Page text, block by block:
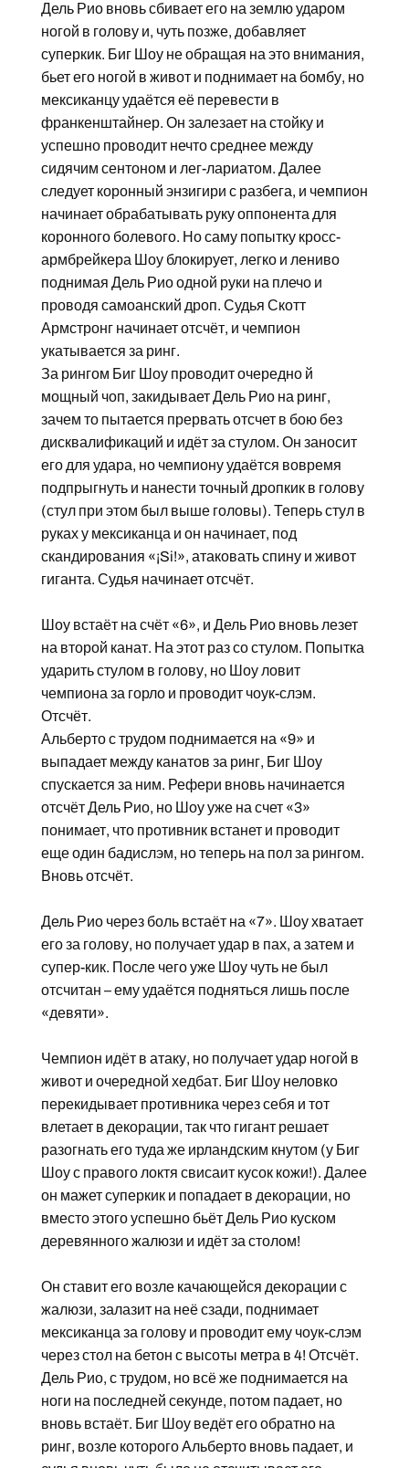
Дель Рио вновь сбивает его на землю ударом
ногой в голову и, чуть позже, добавляет
суперкик. Биг Шоу не обращая на это внимания,
бьет его ногой в живот и поднимает на бомбу, но
мексиканцу удаётся её перевести в
франкенштайнер. Он залезает на стойку и
успешно проводит нечто среднее между
сидячим сентоном и лег-лариатом. Далее
следует коронный энзигири с разбега, и чемпион
начинает обрабатывать руку оппонента для
коронного болевого. Но саму попытку кросс-
армбрейкера Шоу блокирует, легко и лениво
поднимая Дель Рио одной руки на плечо и
проводя самоанский дроп. Судья Скотт
Армстронг начинает отсчёт, и чемпион
укатывается за ринг.
За рингом Биг Шоу проводит очередно й
мощный чоп, закидывает Дель Рио на ринг,
зачем то пытается прервать отсчет в бою без
дисквалификаций и идёт за стулом. Он заносит
его для удара, но чемпиону удаётся вовремя
подпрыгнуть и нанести точный дропкик в голову
(стул при этом был выше головы). Теперь стул в
руках у мексиканца и он начинает, под
скандирования «¡Si!», атаковать спину и живот
гиганта. Судья начинает отсчёт.
Шоу встаёт на счёт «6», и Дель Рио вновь лезет
на второй канат. На этот раз со стулом. Попытка
ударить стулом в голову, но Шоу ловит
чемпиона за горло и проводит чоук-слэм.
Отсчёт.
Альберто с трудом поднимается на «9» и
выпадает между канатов за ринг, Биг Шоу
спускается за ним. Рефери вновь начинается
отсчёт Дель Рио, но Шоу уже на счет «3»
понимает, что противник встанет и проводит
еще один бадислэм, но теперь на пол за рингом.
Вновь отсчёт.
Дель Рио через боль встаёт на «7». Шоу хватает
его за голову, но получает удар в пах, а затем и
супер-кик. После чего уже Шоу чуть не был
отсчитан – ему удаётся подняться лишь после
«девяти».
Чемпион идёт в атаку, но получает удар ногой в
живот и очередной хедбат. Биг Шоу неловко
перекидывает противника через себя и тот
влетает в декорации, так что гигант решает
разогнать его туда же ирландским кнутом (у Биг
Шоу с правого локтя свисаит кусок кожи!). Далее
он мажет суперкик и попадает в декорации, но
вместо этого успешно бьёт Дель Рио куском
деревянного жалюзи и идёт за столом!
Он ставит его возле качающейся декорации с
жалюзи, залазит на неё сзади, поднимает
мексиканца за голову и проводит ему чоук-слэм
через стол на бетон с высоты метра в 4! Отсчёт.
Дель Рио, с трудом, но всё же поднимается на
ноги на последней секунде, потом падает, но
вновь встаёт. Биг Шоу ведёт его обратно на
ринг, возле которого Альберто вновь падает, и